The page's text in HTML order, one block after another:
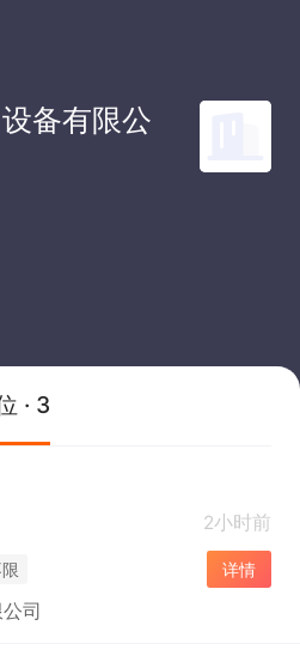
备有限公
· 3
2小时前
详情
司